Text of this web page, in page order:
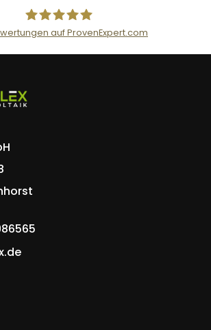
AceFlex GmbH
auf ProvenExpert.com